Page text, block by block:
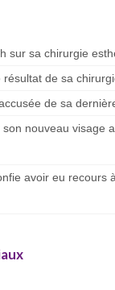
sur sa chirurgie
de sa
de sa
nouveau visage
avoir eu recours